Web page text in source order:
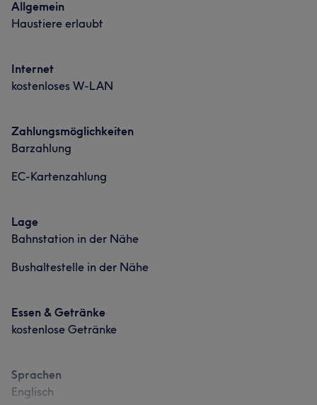
Was unsere Kunden über Mahdi sagen
Allgemein
Haustiere erlaubt
Internet
kostenloses W-LAN
Zahlungsmöglichkeiten
Barzahlung
EC-Kartenzahlung
Lage
Bahnstation in der Nähe
Bushaltestelle in der Nähe
Essen & Getränke
kostenlose Getränke
Sprachen
Englisch